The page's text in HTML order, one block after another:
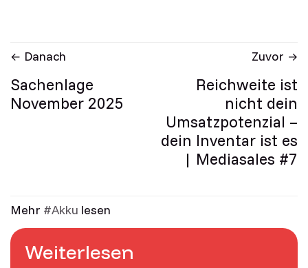
Danach Zuvor
Sachenlage
November 2025
Reichweite ist
nicht dein
Umsatzpotenzial –
dein Inventar ist es
| Mediasales #7
Mehr Akku lesen
Weiterlesen